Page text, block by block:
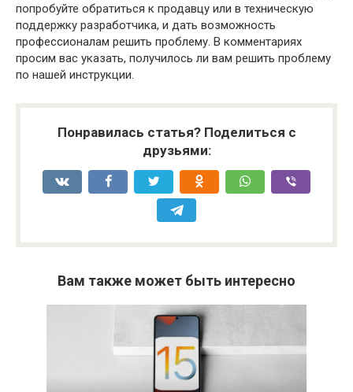
попробуйте обратиться к продавцу или в техническую
поддержку разработчика, и дать возможность
профессионалам решить проблему. В комментариях
просим вас указать, получилось ли вам решить проблему
по нашей инструкции.
Понравилась статья? Поделиться с
друзьями:
Вам также может быть интересно